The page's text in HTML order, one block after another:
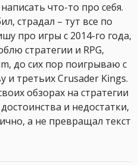
что-то про себя.
страдал – тут все по
про игры с 2014-го года,
стратегии и RPG,
до сих пор поигрываю с
третьих Crusader Kings.
обзорах на стратегии
и недостатки,
а не превращал текст